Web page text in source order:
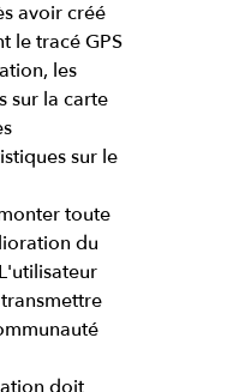
avoir créé
le tracé GPS
les
sur la carte
sur le
toute
du